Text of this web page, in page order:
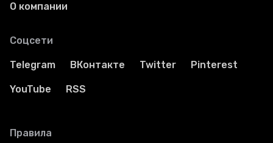
О компании
Соцсети
Telegram ВКонтакте Twitter Pinterest
YouTube RSS
Правила